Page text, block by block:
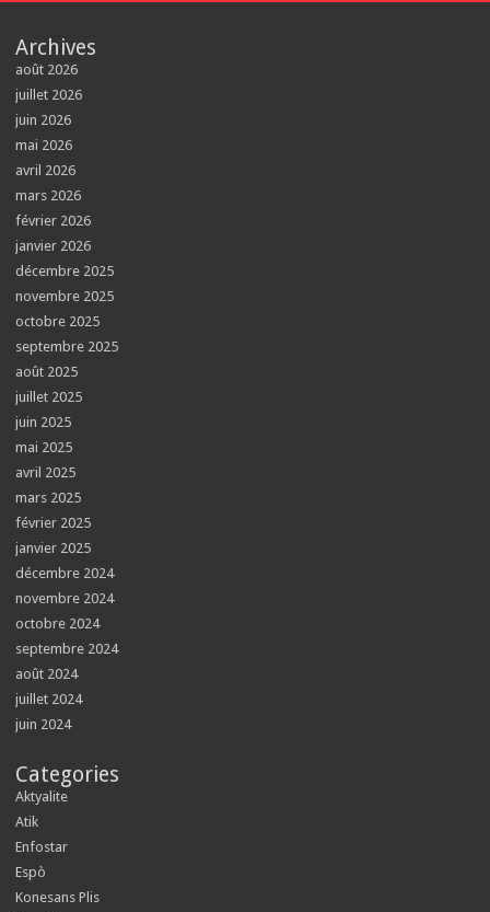
Archives
août 2026
juillet 2026
juin 2026
mai 2026
avril 2026
mars 2026
février 2026
janvier 2026
décembre 2025
novembre 2025
octobre 2025
septembre 2025
août 2025
juillet 2025
juin 2025
mai 2025
avril 2025
mars 2025
février 2025
janvier 2025
décembre 2024
novembre 2024
octobre 2024
septembre 2024
août 2024
juillet 2024
juin 2024
Categories
Aktyalite
Atik
Enfostar
Espò
Konesans Plis